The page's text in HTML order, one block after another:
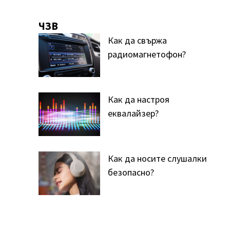
ЧЗВ
Как да свържа
радиомагнетофон?
Как да настроя
еквалайзер?
Как да носите слушалки
безопасно?